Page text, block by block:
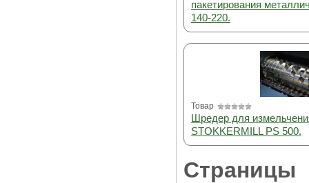
пакетирования
140-220.
Товар
Шредер для
STOKKERMILL PS 500.
Страницы